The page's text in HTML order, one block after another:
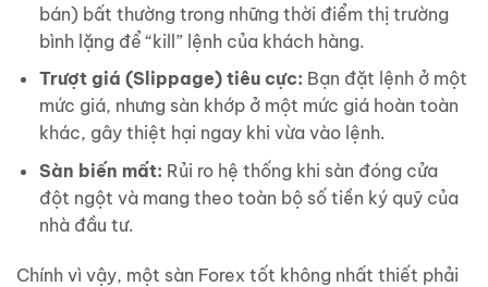
bán) bất thường trong những thời điểm thị trường
bình lặng để “kill” lệnh của khách hàng.
Trượt giá (Slippage) tiêu cực: Bạn đặt lệnh ở một
mức giá, nhưng sàn khớp ở một mức giá hoàn toàn
khác, gây thiệt hại ngay khi vừa vào lệnh.
Sàn biến mất: Rủi ro hệ thống khi sàn đóng cửa
đột ngột và mang theo toàn bộ số tiền ký quỹ của
nhà đầu tư.
Chính vì vậy, một sàn Forex tốt không nhất thiết phải